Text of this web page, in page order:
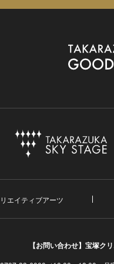
エイティブアーツ
【お問い合わせ】 宝塚ク